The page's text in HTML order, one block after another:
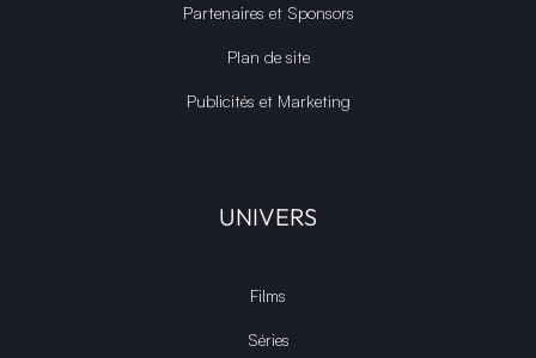
Partenaires et Sponsors
Plan de site
Publicités et Marketing
UNIVERS
Films
Séries